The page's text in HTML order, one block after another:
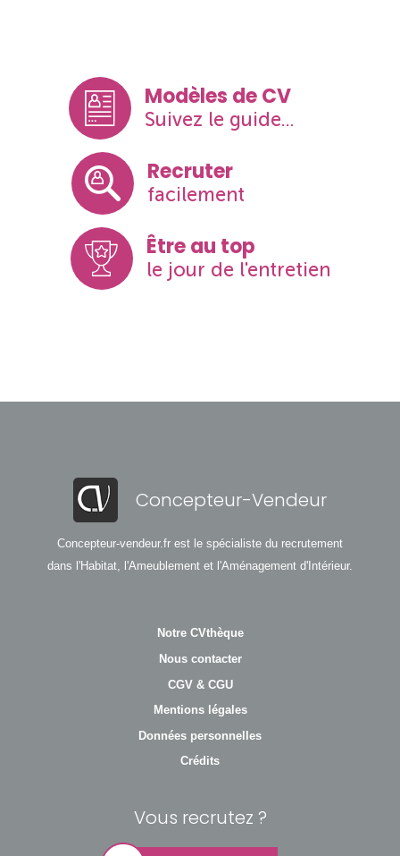
Modèles de CV
Suivez le guide...
Recruter
facilement
Être au top
le jour de l'entretien
Concepteur-Vendeur
Concepteur-vendeur.fr est le spécialiste du recrutement
dans l'Habitat, l'Ameublement et l'Aménagement d'Intérieur.
Notre CVthèque
Nous contacter
CGV & CGU
Mentions légales
Données personnelles
Crédits
Vous recrutez ?